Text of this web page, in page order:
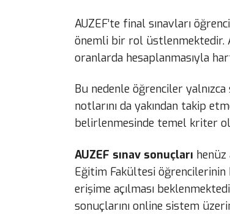
AUZEF’te final sınavları
önemli bir rol üstlenmektedir.
oranlarda hesaplanmasıyla
Bu nedenle öğrenciler
notlarını da yakından takip
belirlenmesinde temel kriter
AUZEF sınav sonuçları henüz
Eğitim Fakültesi öğrencilerinin
erişime açılması
sonuçlarını online sistem